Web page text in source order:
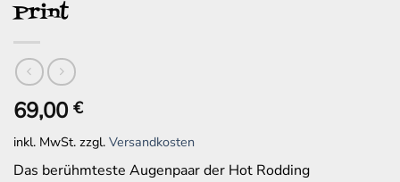
Print
69,00 €
inkl. MwSt. zzgl. Versandkosten
Das berühmteste Augenpaar der Hot Rodding